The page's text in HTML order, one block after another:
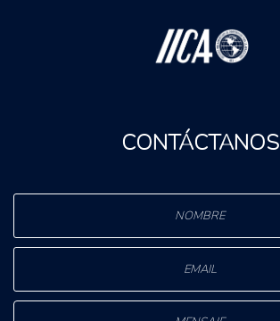
CONTÁCTANOS